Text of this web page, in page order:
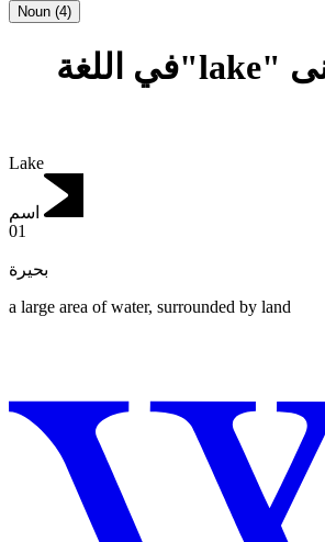
Noun (4)
تعريف ومعنى "lake"في اللغة
Lake
اسم
01
بحيرة
a large area of water, surrounded by land